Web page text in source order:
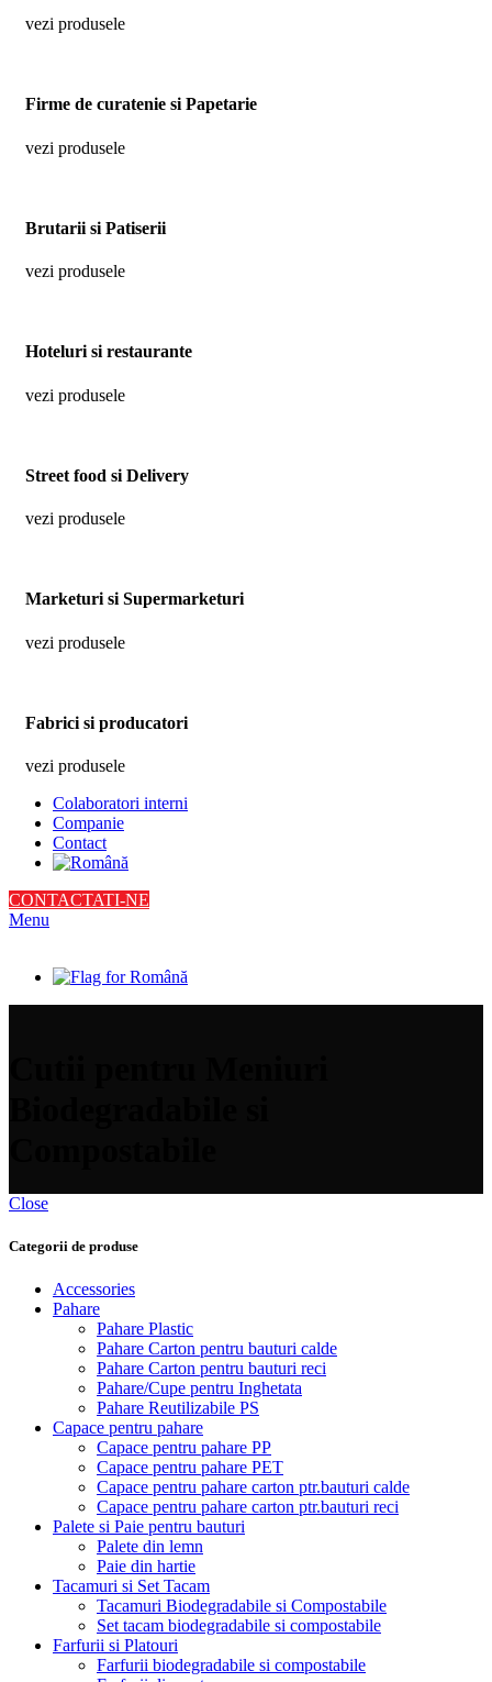
vezi produsele
Firme de curatenie si Papetarie
vezi produsele
Brutarii si Patiserii
vezi produsele
Hoteluri si restaurante
vezi produsele
Street food si Delivery
vezi produsele
Marketuri si Supermarketuri
vezi produsele
Fabrici si producatori
vezi produsele
Colaboratori interni
Companie
Contact
CONTACTATI-NE
Menu
Close
Categorii de produse
Accessories
Pahare
Pahare Plastic
Pahare Carton pentru bauturi calde
Pahare Carton pentru bauturi reci
Pahare/Cupe pentru Inghetata
Pahare Reutilizabile PS
Capace pentru pahare
Capace pentru pahare PP
Capace pentru pahare PET
Capace pentru pahare carton ptr.bauturi calde
Capace pentru pahare carton ptr.bauturi reci
Palete si Paie pentru bauturi
Palete din lemn
Paie din hartie
Tacamuri si Set Tacam
Tacamuri Biodegradabile si Compostabile
Set tacam biodegradabile si compostabile
Farfurii si Platouri
Farfurii biodegradabile si compostabile